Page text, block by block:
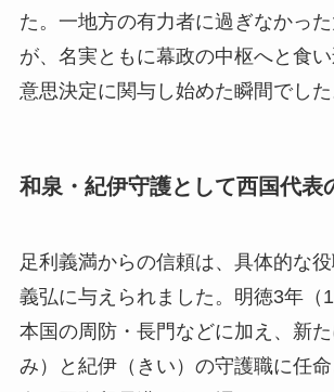
た。一地方の有力者に過ぎなかっ
が、名実ともに幕政の中枢へと食
意思決定に関与し始めた瞬間でした
和泉・紀伊守護として西国代表
足利義満からの信頼は、具体的な
義弘に与えられました。明徳3年（
本国の周防・長門などに加え、新
み）と紀伊（きい）の守護職に任